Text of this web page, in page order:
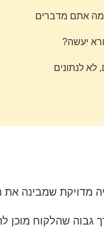
מה אתם מדברים
יעשה?
לא לנתונים
מדויקת שמבינה את
גבוה שהלקוח